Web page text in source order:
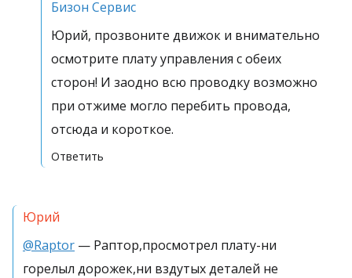
Бизон Сервис
Юрий, прозвоните движок и внимательно
осмотрите плату управления с обеих
сторон! И заодно всю проводку возможно
при отжиме могло перебить провода,
отсюда и короткое.
Ответить
Юрий
@Raptor — Раптор,просмотрел плату-ни
горелыл дорожек,ни вздутых деталей не